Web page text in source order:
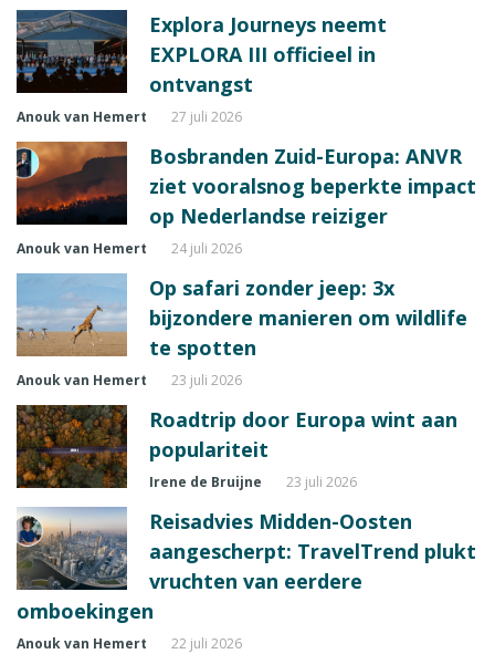
Explora Journeys neemt
EXPLORA III officieel in
ontvangst
Anouk van Hemert 27 juli 2026
Bosbranden Zuid-Europa: ANVR
ziet vooralsnog beperkte impact
op Nederlandse reiziger
Anouk van Hemert 24 juli 2026
Op safari zonder jeep: 3x
bijzondere manieren om wildlife
te spotten
Anouk van Hemert 23 juli 2026
Roadtrip door Europa wint aan
populariteit
Irene de Bruijne 23 juli 2026
Reisadvies Midden-Oosten
aangescherpt: TravelTrend plukt
vruchten van eerdere
omboekingen
Anouk van Hemert 22 juli 2026